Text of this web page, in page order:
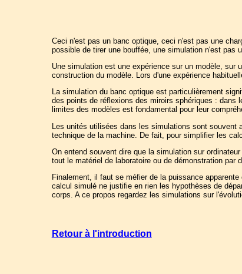
Ceci n'est pas un banc optique, ceci n'est pas une
possible de tirer une bouffée, une simulation n'est pas
Une simulation est une expérience sur un modèle,
construction du modèle. Lors d'une expérience
La simulation du banc optique est particulièrement
des points de réflexions des miroirs sphériques : dans
limites des modèles est fondamental pour leur
Les unités utilisées dans les simulations sont souvent
technique de la machine. De fait, pour simplifier les
On entend souvent dire que la simulation sur
tout le matériel de laboratoire ou de démonstration
Finalement, il faut se méfier de la puissance
calcul simulé ne justifie en rien les hypothèses de
corps. A ce propos regardez les simulations sur
Retour à l'introduction